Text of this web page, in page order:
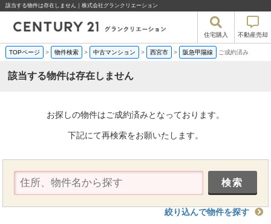
該当する物件は存在しません｜株式会社グランクリエーション
住宅購入 不動産売却
TOPページ > 物件検索 > 中古マンション > 西宮市 > 阪急甲陽線 ご成約済み
該当する物件は存在しません
お探しの物件はご成約済みとなっております。
下記にて再検索をお願いたします。
絞り込んで物件を探す